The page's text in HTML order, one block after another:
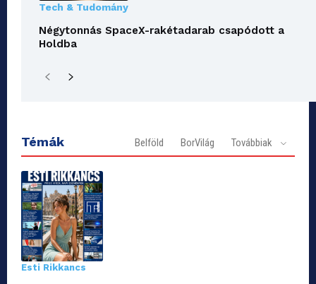
Tech & Tudomány
Négytonnás SpaceX-rakétadarab csapódott a
Holdba
Témák Belföld BorVilág Továbbiak
Esti Rikkancs